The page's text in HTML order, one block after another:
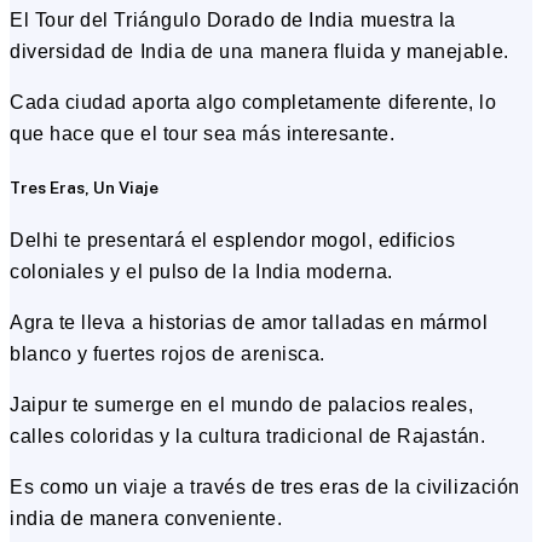
El Tour del Triángulo Dorado de India muestra la
diversidad de India de una manera fluida y manejable.
Cada ciudad aporta algo completamente diferente, lo
que hace que el tour sea más interesante.
Tres Eras, Un Viaje
Delhi te presentará el esplendor mogol, edificios
coloniales y el pulso de la India moderna.
Agra te lleva a historias de amor talladas en mármol
blanco y fuertes rojos de arenisca.
Jaipur te sumerge en el mundo de palacios reales,
calles coloridas y la cultura tradicional de Rajastán.
Es como un viaje a través de tres eras de la civilización
india de manera conveniente.